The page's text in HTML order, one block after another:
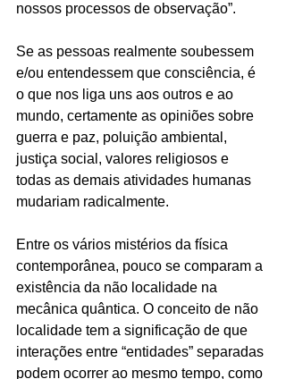
nossos processos de observação”.
Se as pessoas realmente soubessem
e/ou entendessem que consciência, é
o que nos liga uns aos outros e ao
mundo, certamente as opiniões sobre
guerra e paz, poluição ambiental,
justiça social, valores religiosos e
todas as demais atividades humanas
mudariam radicalmente.
Entre os vários mistérios da física
contemporânea, pouco se comparam a
existência da não localidade na
mecânica quântica. O conceito de não
localidade tem a significação de que
interações entre “entidades” separadas
podem ocorrer ao mesmo tempo, como